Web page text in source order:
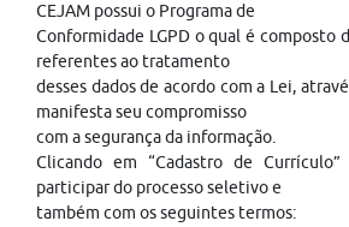
CEJAM possui o Programa de
Conformidade LGPD o qual é composto
referentes ao tratamento
desses dados de acordo com a Lei,
manifesta seu compromisso
com a segurança da informação.
Clicando em “Cadastro de
participar do processo seletivo e
também com os seguintes termos: